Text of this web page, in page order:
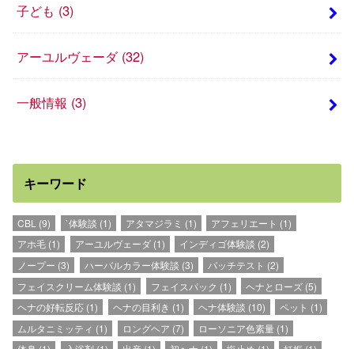
子ども (3)
アーユルヴェーダ (32)
一般情報 (3)
キーワード
CBL (9) `体験談 (1) アタマジラミ (1) アフェリエート (1)
アホ毛 (1) アーユルヴェーダ(1) インディゴ体験談 (2)
ノープー (3) ハーバルカラー体験談 (3) パッチテスト (2)
フェイスクリーム体験談 (1) フェイスパック (1) ヘナとローズ(5)
ヘナの好転反応 (1) ヘナの目利き (1) ヘナ体験談 (10) ペット (1)
ムルタニミッティ (1) ロングヘア (7) ローソニア色素量(1)